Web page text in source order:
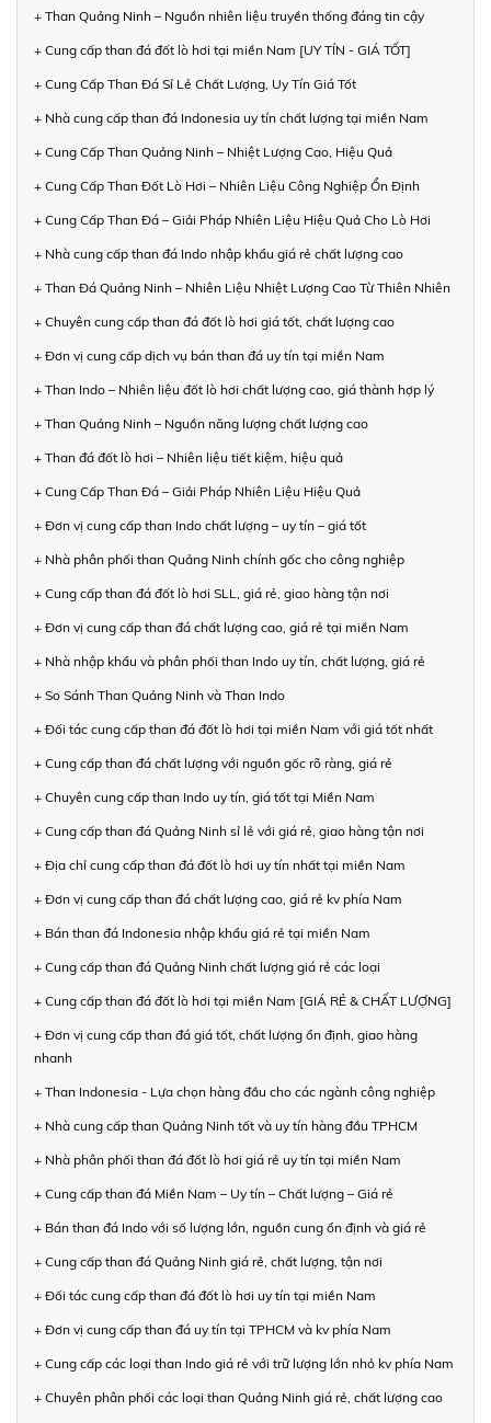
+ Than Quảng Ninh – Nguồn nhiên liệu truyền thống đáng tin cậy
+ Cung cấp than đá đốt lò hơi tại miền Nam [UY TÍN - GIÁ TỐT]
+ Cung Cấp Than Đá Sỉ Lẻ Chất Lượng, Uy Tín Giá Tốt
+ Nhà cung cấp than đá Indonesia uy tín chất lượng tại miền Nam
+ Cung Cấp Than Quảng Ninh – Nhiệt Lượng Cao, Hiệu Quả
+ Cung Cấp Than Đốt Lò Hơi – Nhiên Liệu Công Nghiệp Ổn Định
+ Cung Cấp Than Đá – Giải Pháp Nhiên Liệu Hiệu Quả Cho Lò Hơi
+ Nhà cung cấp than đá Indo nhập khẩu giá rẻ chất lượng cao
+ Than Đá Quảng Ninh – Nhiên Liệu Nhiệt Lượng Cao Từ Thiên Nhiên
+ Chuyên cung cấp than đá đốt lò hơi giá tốt, chất lượng cao
+ Đơn vị cung cấp dịch vụ bán than đá uy tín tại miền Nam
+ Than Indo – Nhiên liệu đốt lò hơi chất lượng cao, giá thành hợp lý
+ Than Quảng Ninh – Nguồn năng lượng chất lượng cao
+ Than đá đốt lò hơi – Nhiên liệu tiết kiệm, hiệu quả
+ Cung Cấp Than Đá – Giải Pháp Nhiên Liệu Hiệu Quả
+ Đơn vị cung cấp than Indo chất lượng – uy tín – giá tốt
+ Nhà phân phối than Quảng Ninh chính gốc cho công nghiệp
+ Cung cấp than đá đốt lò hơi SLL, giá rẻ, giao hàng tận nơi
+ Đơn vị cung cấp than đá chất lượng cao, giá rẻ tại miền Nam
+ Nhà nhập khẩu và phân phối than Indo uy tín, chất lượng, giá rẻ
+ So Sánh Than Quảng Ninh và Than Indo
+ Đối tác cung cấp than đá đốt lò hơi tại miền Nam với giá tốt nhất
+ Cung cấp than đá chất lượng với nguồn gốc rõ ràng, giá rẻ
+ Chuyên cung cấp than Indo uy tín, giá tốt tại Miền Nam
+ Cung cấp than đá Quảng Ninh sỉ lẻ với giá rẻ, giao hàng tận nơi
+ Địa chỉ cung cấp than đá đốt lò hơi uy tín nhất tại miền Nam
+ Đơn vị cung cấp than đá chất lượng cao, giá rẻ kv phía Nam
+ Bán than đá Indonesia nhập khẩu giá rẻ tại miền Nam
+ Cung cấp than đá Quảng Ninh chất lượng giá rẻ các loại
+ Cung cấp than đá đốt lò hơi tại miền Nam [GIÁ RẺ & CHẤT LƯỢNG]
+ Đơn vị cung cấp than đá giá tốt, chất lượng ổn định, giao hàng
nhanh
+ Than Indonesia - Lựa chọn hàng đầu cho các ngành công nghiệp
+ Nhà cung cấp than Quảng Ninh tốt và uy tín hàng đầu TPHCM
+ Nhà phân phối than đá đốt lò hơi giá rẻ uy tín tại miền Nam
+ Cung cấp than đá Miền Nam – Uy tín – Chất lượng – Giá rẻ
+ Bán than đá Indo với số lượng lớn, nguồn cung ổn định và giá rẻ
+ Cung cấp than đá Quảng Ninh giá rẻ, chất lượng, tận nơi
+ Đối tác cung cấp than đá đốt lò hơi uy tín tại miền Nam
+ Đơn vị cung cấp than đá uy tín tại TPHCM và kv phía Nam
+ Cung cấp các loại than Indo giá rẻ với trữ lượng lớn nhỏ kv phía Nam
+ Chuyên phân phối các loại than Quảng Ninh giá rẻ, chất lượng cao